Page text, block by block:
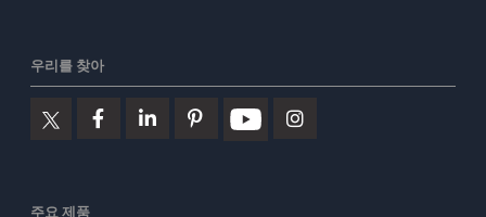
우리를 찾아
주요 제품